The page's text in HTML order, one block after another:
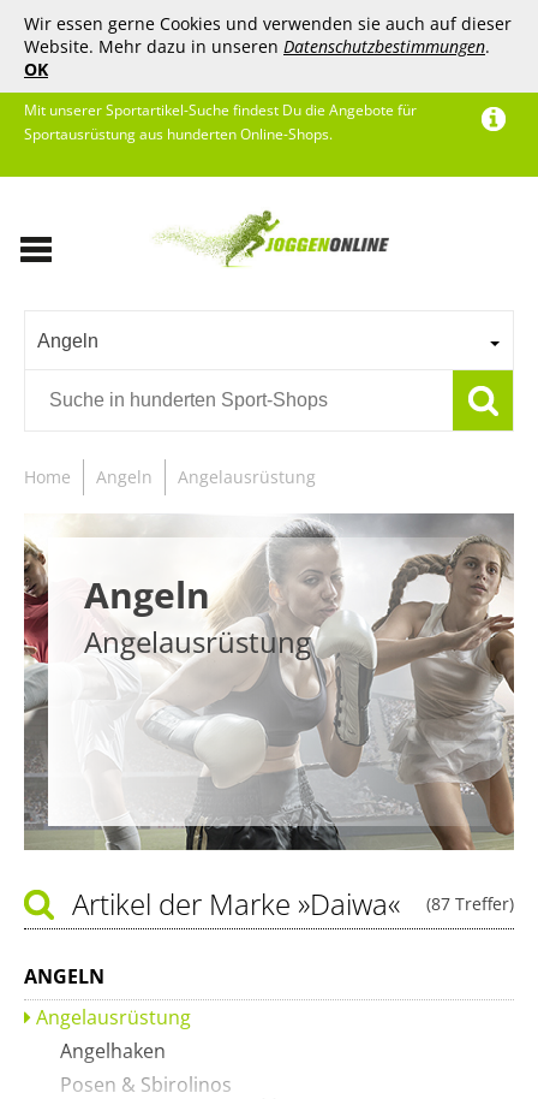
Wir essen gerne Cookies und verwenden sie auch auf dieser
Website. Mehr dazu in unseren Datenschutzbestimmungen.
OK
Mit unserer Sportartikel-Suche findest Du die Angebote für
Sportausrüstung aus hunderten Online-Shops.
Angeln
Home Angeln Angelausrüstung
Angeln
Angelausrüstung
(87 Treffer)
Artikel der Marke »Daiwa«
ANGELN
Angelausrüstung
Angelhaken
Posen & Sbirolinos